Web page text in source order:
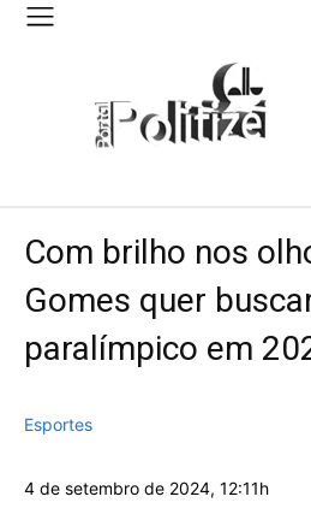
Com brilho nos
Gomes quer
paralímpico em
Esportes
4 de setembro de 2024, 12:11h